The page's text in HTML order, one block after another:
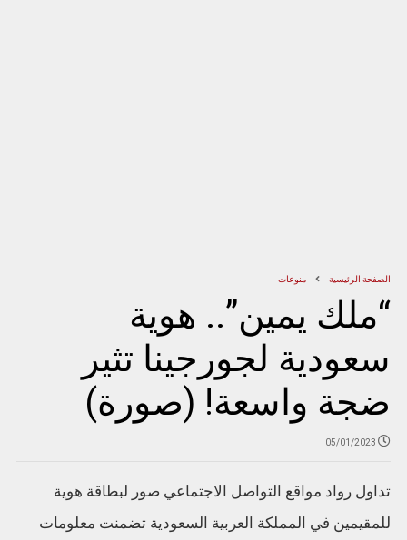
الصفحة الرئيسية منوعات
“ملك يمين”.. هوية
سعودية لجورجينا تثير
ضجة واسعة! (صورة)
05/01/2023
تداول رواد مواقع التواصل الاجتماعي صور لبطاقة هوية
للمقيمين في المملكة العربية السعودية تضمنت معلومات